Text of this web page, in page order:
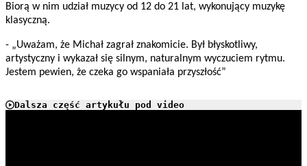
Biorą w nim udział muzycy od 12 do 21 lat, wykonujący muzykę
klasyczną.
- „Uważam, że Michał zagrał znakomicie. Był błyskotliwy,
artystyczny i wykazał się silnym, naturalnym wyczuciem rytmu.
Jestem pewien, że czeka go wspaniała przyszłość”
Dalsza część artykułu pod video